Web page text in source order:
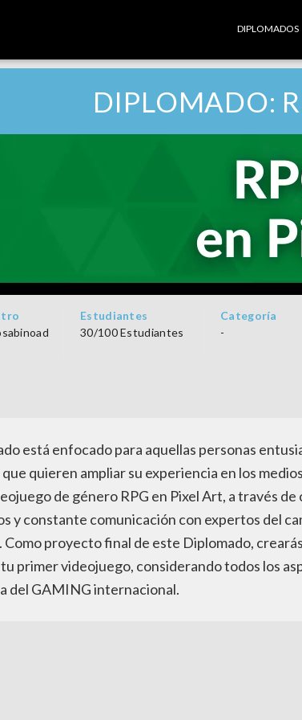
DIPLOMADOS
DIPLOMADO:
Estudiantes
30/100 Estudiantes
Categoría
-
está enfocado para aquellas personas
quieren ampliar su experiencia en los
de género RPG en Pixel Art, a través
y constante comunicación con expertos del
proyecto final de este Diplomado,
primer videojuego, considerando todos los
del GAMING internacional.